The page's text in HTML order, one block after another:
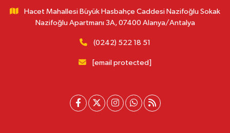
Hacet Mahallesi Büyük Hasbahçe Caddesi Nazifoğlu Sokak
Nazifoğlu Apartmanı 3A, 07400 Alanya/Antalya
(0242) 522 18 51
[email protected]